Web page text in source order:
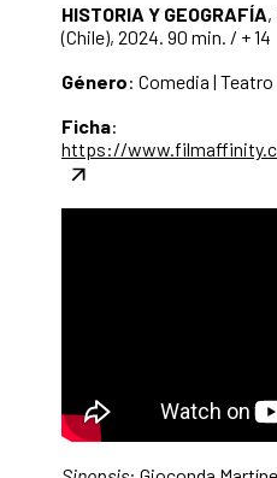
HISTORIA Y GEOGRAFÍA,
(Chile), 2024. 90 min. / + 14
Género: Comedia | Teatro
Ficha:
https://